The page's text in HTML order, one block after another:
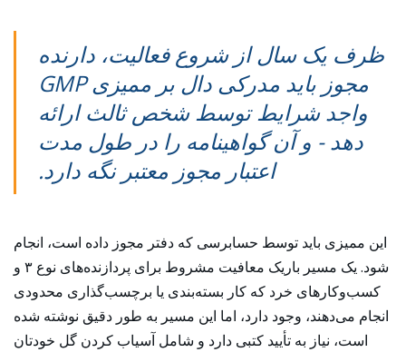
ظرف یک سال از شروع فعالیت، دارنده
مجوز باید مدرکی دال بر ممیزی GMP
واجد شرایط توسط شخص ثالث ارائه
دهد - و آن گواهینامه را در طول مدت
اعتبار مجوز معتبر نگه دارد.
این ممیزی باید توسط حسابرسی که دفتر مجوز داده است، انجام
شود. یک مسیر باریک معافیت مشروط برای پردازنده‌های نوع ۳ و
کسب‌وکارهای خرد که کار بسته‌بندی یا برچسب‌گذاری محدودی
انجام می‌دهند، وجود دارد، اما این مسیر به طور دقیق نوشته شده
است، نیاز به تأیید کتبی دارد و شامل آسیاب کردن گل خودتان